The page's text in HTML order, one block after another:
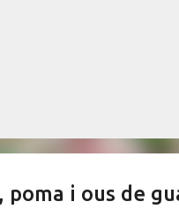
poma i ous de